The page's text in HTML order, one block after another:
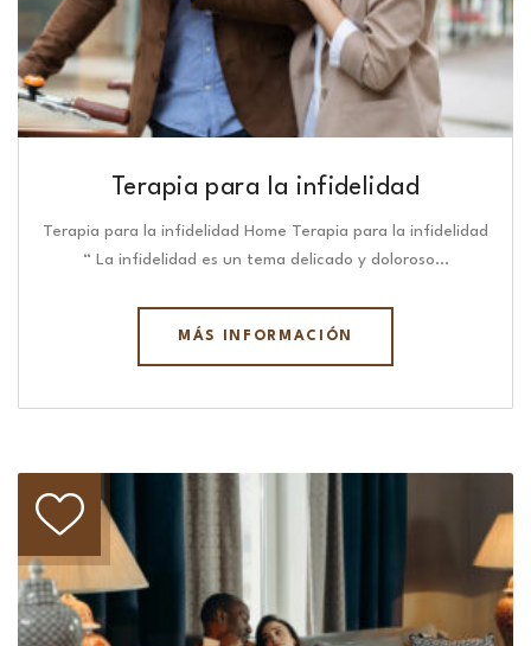
Terapia para la infidelidad
Terapia para la infidelidad Home Terapia para la infidelidad
“ La infidelidad es un tema delicado y doloroso…
MÁS INFORMACIÓN